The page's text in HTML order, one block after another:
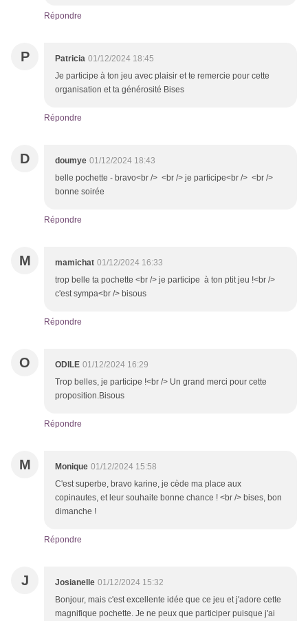
Répondre
P Patricia 01/12/2024 18:45
Je participe à ton jeu avec plaisir et te remercie pour cette
organisation et ta générosité Bises
Répondre
D doumye 01/12/2024 18:43
belle pochette - bravo<br /> <br /> je participe<br /> <br />
bonne soirée
Répondre
M mamichat 01/12/2024 16:33
trop belle ta pochette <br /> je participe à ton ptit jeu !<br />
c'est sympa<br /> bisous
Répondre
O ODILE 01/12/2024 16:29
Trop belles, je participe !<br /> Un grand merci pour cette
proposition.Bisous
Répondre
M Monique 01/12/2024 15:58
C'est superbe, bravo karine, je cède ma place aux
copinautes, et leur souhaite bonne chance ! <br /> bises, bon
dimanche !
Répondre
J Josianelle 01/12/2024 15:32
Bonjour, mais c'est excellente idée que ce jeu et j'adore cette
magnifique pochette. Je ne peux que participer puisque j'ai